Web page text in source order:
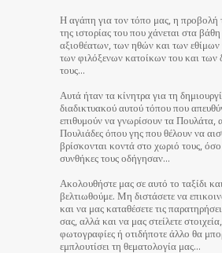
Η αγάπη για τον τόπο μας, η προβολή
της ιστορίας του που χάνεται στα
αξιοθέατων, των ηθών και των
των φιλόξενων κατοίκων του και των
τους…
Αυτά ήταν τα κίνητρα για τη
διαδικτυακού αυτού τόπου που
επιθυμούν να γνωρίσουν τα Πουλάτα,
Πουλιάδες όπου γης που θέλουν να
βρίσκονται κοντά στο χωριό τους,
συνθήκες τους οδήγησαν…
Ακολουθήστε μας σε αυτό το ταξίδι
βελτιωθούμε. Μη διστάσετε να
και να μας καταθέσετε τις
σας, αλλά και να μας στείλετε στοιχεία,
φωτογραφίες ή οτιδήποτε άλλο θα
εμπλουτίσει τη θεματολογία μας…